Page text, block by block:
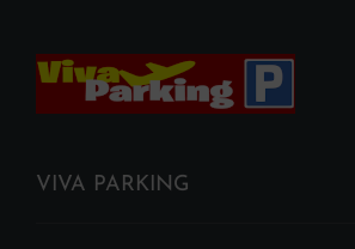
VIVA PARKING